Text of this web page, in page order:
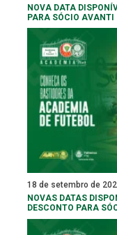
NOVA DATA
PARA SÓCIO AVANTI
18 de setembro de
NOVAS DATAS
DESCONTO PARA